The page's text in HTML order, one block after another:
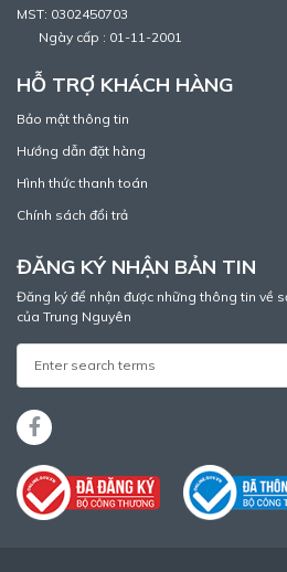
MST: 0302450703
Ngày cấp : 01-11-2001
HỖ TRỢ KHÁCH HÀNG
Bảo mật thông tin
Hướng dẫn đặt hàng
Hình thức thanh toán
Chính sách đổi trả
ĐĂNG KÝ NHẬN BẢN TIN
Đăng ký để nhận được những thông tin về
của Trung Nguyên